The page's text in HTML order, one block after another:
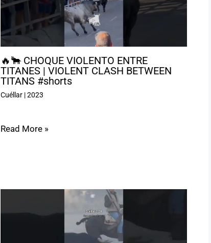
🔥🐂 CHOQUE VIOLENTO ENTRE
TITANES | VIOLENT CLASH BETWEEN
TITANS #shorts
Cuéllar|2023
Read More »